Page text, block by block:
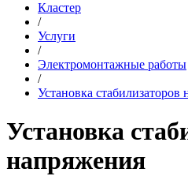
Кластер
/
Услуги
/
Электромонтажные работы
/
Установка стабилизаторов
Установка
напряжения